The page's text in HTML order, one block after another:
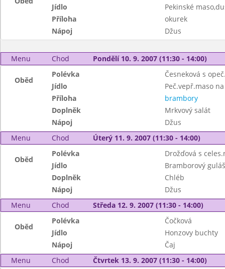
Jídlo
Pekinské
Příloha
okurek
Nápoj
Džus
Menu Chod Pondělí 10. 9. 2007 (11:30 - 14:00)
Oběd
Polévka
Česneková s
Jídlo
Peč.vepř.maso
Příloha
brambory
Doplněk
Mrkvový salát
Nápoj
Džus
Menu
Chod Úterý 11. 9. 2007 (11:30 - 14:00)
Oběd
Polévka
Drožďová s
Jídlo
Bramborový guláš
Doplněk
Chléb
Nápoj
Džus
Menu
Chod Středa 12. 9. 2007 (11:30 - 14:00)
Oběd
Polévka
Čočková
Jídlo
Honzovy buchty
Nápoj
Čaj
Menu
Chod Čtvrtek 13. 9. 2007 (11:30 - 14:00)